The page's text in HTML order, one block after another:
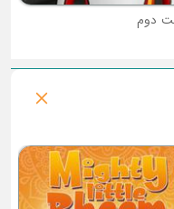
فصل 8 : اسپریت سوارکار اسب آزاد